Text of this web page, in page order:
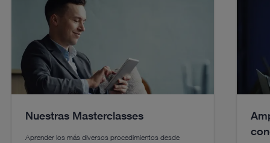
Consultar otros productos en el catálogo
Para más detalles, consultar el
catálogo
Consultar otros productos en el catálogo
Nuestras Masterclasses
Aprender los más diversos procedimientos desde